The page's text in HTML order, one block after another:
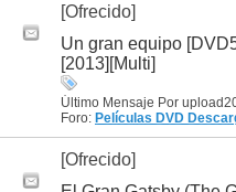
[Ofrecido]
Un gran equipo
[2013][Multi]
Último Mensaje Por
Foro: Películas DVD
[Ofrecido]